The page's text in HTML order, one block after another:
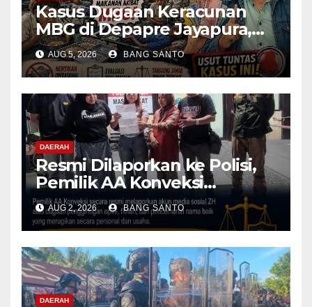
Kasus Dugaan Keracunan
MBG di Depapre Jayapura,
Aktivis Papua Minta
Operasional Dapur
Dihentikan & Evaluasi
Menyeluruh
AUG 5, 2026 BANG SANTO
DAERAH
Resmi Dilaporkan ke Polisi,
Pemilik AA Konveksi
Didampingi Tim Advokat
Lentera Netizen Indonesia (L-
NET-ID)
AUG 2, 2026 BANG SANTO
DAERAH